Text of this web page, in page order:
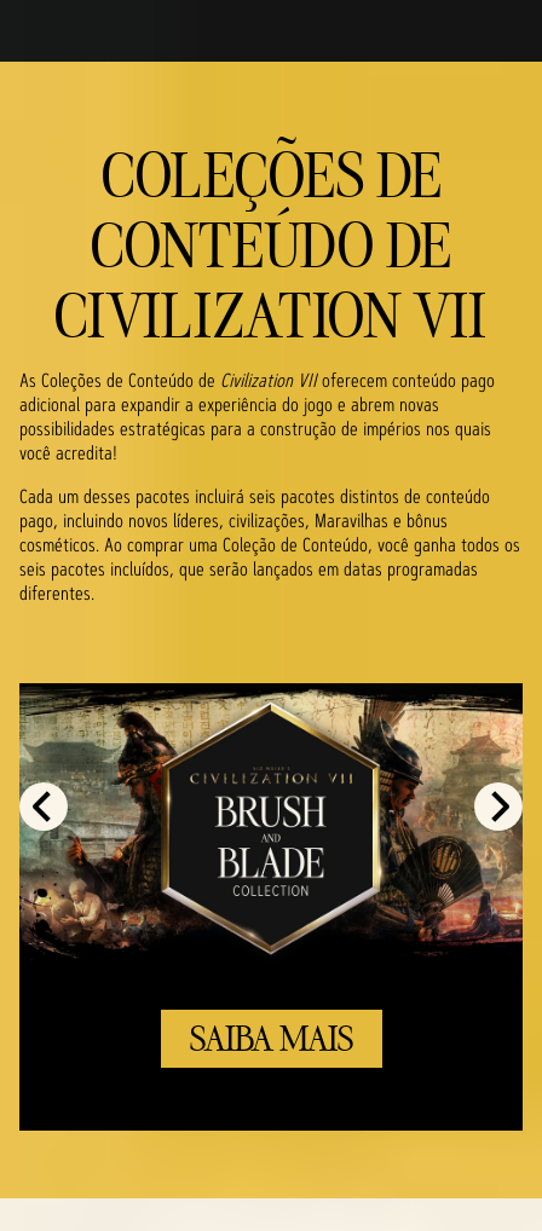
COLEÇÕES DE
CONTEÚDO DE
CIVILIZATION VII
As Coleções de Conteúdo de Civilization VIIoferecem conteúdo pago
adicional para expandir a experiência do jogo e abrem novas
possibilidades estratégicas para a construção de impérios nos quais
você acredita!
Cada um desses pacotes incluirá seis pacotes distintos de conteúdo
pago, incluindo novos líderes, civilizações, Maravilhas e bônus
cosméticos. Ao comprar uma Coleção de Conteúdo, você ganha todos os
seis pacotes incluídos, que serão lançados em datas programadas
diferentes.
SAIBA MAIS